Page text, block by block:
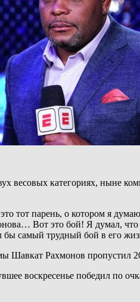
весовых категориях, ныне
тот парень, о котором я
Вот это бой! Я думал,
бы самый трудный бой в его
Шавкат Рахмонов пропустил
воскресенье победил по